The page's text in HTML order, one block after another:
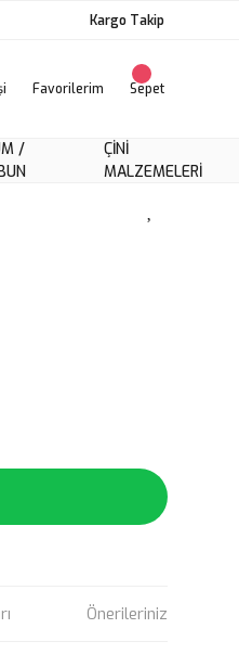
Kargo Takip
Favorilerim Sepet
/
ÇINI
MALZEMELERI
Önerileriniz